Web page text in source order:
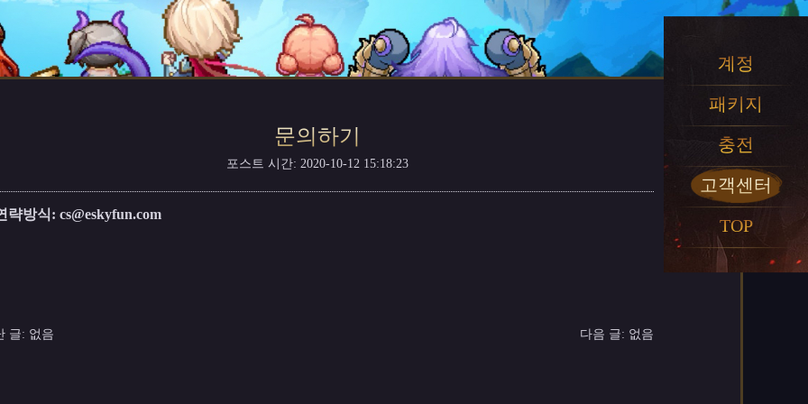
문의하기
포스트 시간: 2020-10-12 15:18:23
략방식: cs@eskyfun.com
글: 없음 다음 글: 없음
계정
패키지
충전
고객센터
TOP